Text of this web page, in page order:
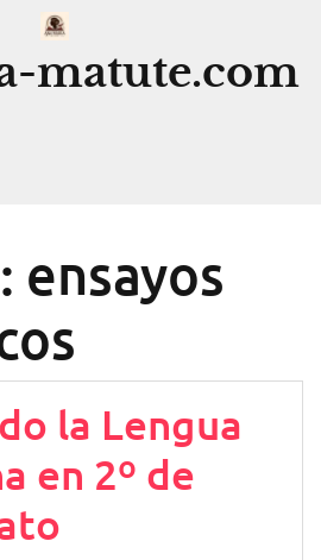
matute.com
ensayos
la Lengua
en 2º de